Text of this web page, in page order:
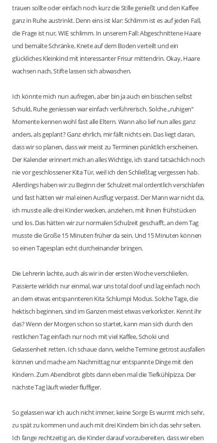
trauen sollte oder einfach noch kurz die Stille genießt und den Kaffee
ganz in Ruhe austrinkt. Denn eins ist klar: Schlimm ist es auf jeden Fall,
die Frage ist nur, WIE schlimm. In unserem Fall: Abgeschnittene Haare
und bemalte Schränke, Knete auf dem Boden verteilt und ein
glückliches Kleinkind mit interessanter Frisur mittendrin. Okay, Haare
wachsen nach, Stifte lassen sich abwaschen.
Ich könnte mich nun aufregen, aber bin ja auch ein bisschen selbst
Schuld, Ruhe geniessen war einfach verführerisch. Solche „ruhigen“
Momente kennen wohl fast alle Eltern. Wann also lief nun alles ganz
anders, als geplant? Ganz ehrlich, mir fällt nichts ein. Das liegt daran,
dass wir so planen, dass wir meist zu Terminen pünktlich erscheinen.
Der Kalender erinnert mich an alles Wichtige, ich stand tatsächlich noch
nie vor geschlossener Kita Tür, weil ich den Schließtag vergessen hab.
Allerdings haben wir zu Beginn der Schulzeit mal ordentlich verschlafen
und fast hätten wir mal einen Ausflug verpasst. Der Mann war nicht da,
ich musste alle drei Kinder wecken, anziehen, mit ihnen frühstücken
und los. Das hätten wir zur normalen Schulzeit geschafft, an dem Tag
musste die Große 15 Minuten früher da sein. Und 15 Minuten können
so einen Tagesplan echt durcheinander bringen.
Die Lehrerin lachte, auch als wir in der ersten Woche verschliefen.
Passierte wirklich nur einmal, war uns total doof und lag einfach noch
an dem etwas entspannteren Kita Schlumpi Modus. Solche Tage, die
hektisch beginnen, sind im Ganzen meist etwas verkorkster. Kennt ihr
das? Wenn der Morgen schon so startet, kann man sich durch den
restlichen Tag einfach nur noch mit viel Kaffee, Schoki und
Gelassenheit retten. Ich schaue dann, welche Termine getrost ausfallen
können und mache am Nachmittag nur entspannte Dinge mit den
Kindern. Zum Abendbrot gibts dann eben mal die Tiefkühlpizza. Der
nächste Tag läuft wieder fluffiger.
So gelassen war ich auch nicht immer, keine Sorge Es wurmt mich sehr,
zu spät zu kommen und auch mit drei Kindern bin ich das sehr selten.
Ich fange rechtzeitig an, die Kinder darauf vorzubereiten, dass wir eben